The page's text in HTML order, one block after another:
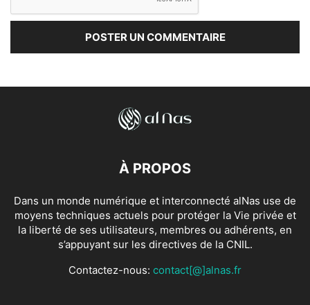
À PROPOS
Dans un monde numérique et interconnecté alNas use de
moyens techniques actuels pour protéger la Vie privée et
la liberté de ses utilisateurs, membres ou adhérents, en
s’appuyant sur les directives de la CNIL.
Contactez-nous: contact[@]alnas.fr